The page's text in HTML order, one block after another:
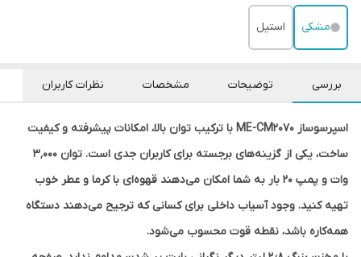
مشکی استیل
بررسی توضیحات مشخصات نظرات کاربران
اسپرسوساز ME-CM2070 با ترکیب توان بالا، امکانات پیشرفته و کیفیت
ساخت، یکی از گزینه‌های برجسته برای کاربران جدی است. توان ۳٬۰۰۰
وات و پمپ ۲۰ بار به شما امکان می‌دهند قهوه‌ای با کرما و عطر خوب
تهیه کنید. وجود آسیاب داخلی برای کسانی که ترجیح می‌دهند دستگاه
همه‌کاره باشد، نقطه قوت محسوب می‌شود.